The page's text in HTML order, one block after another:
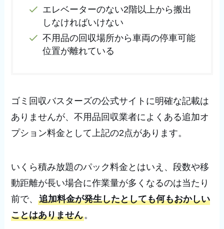
エレベーターのない2階以上から搬出
しなければいけない
不用品の回収場所から車両の停車可能
位置が離れている
ゴミ回収バスターズの公式サイトに明確な記載は
ありませんが、不用品回収業者によくある追加オ
プション料金として上記の2点があります。
いくら積み放題のパック料金とはいえ、段数や移
動距離が長い場合に作業量が多くなるのは当たり
前で、追加料金が発生したとしても何もおかしい
ことはありません。